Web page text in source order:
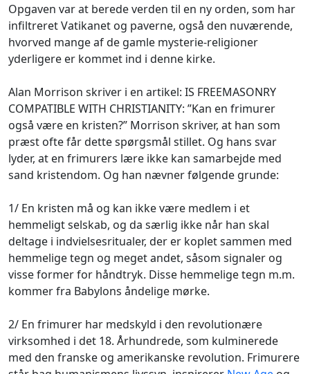
Opgaven var at berede verden til en ny orden, som har
infiltreret Vatikanet og paverne, også den nuværende,
hvorved mange af de gamle mysterie-religioner
yderligere er kommet ind i denne kirke.
Alan Morrison skriver i en artikel: IS FREEMASONRY
COMPATIBLE WITH CHRISTIANITY: ”Kan en frimurer
også være en kristen?” Morrison skriver, at han som
præst ofte får dette spørgsmål stillet. Og hans svar
lyder, at en frimurers lære ikke kan samarbejde med
sand kristendom. Og han nævner følgende grunde:
1/ En kristen må og kan ikke være medlem i et
hemmeligt selskab, og da særlig ikke når han skal
deltage i indvielsesritualer, der er koplet sammen med
hemmelige tegn og meget andet, såsom signaler og
visse former for håndtryk. Disse hemmelige tegn m.m.
kommer fra Babylons åndelige mørke.
2/ En frimurer har medskyld i den revolutionære
virksomhed i det 18. Århundrede, som kulminerede
med den franske og amerikanske revolution. Frimurere